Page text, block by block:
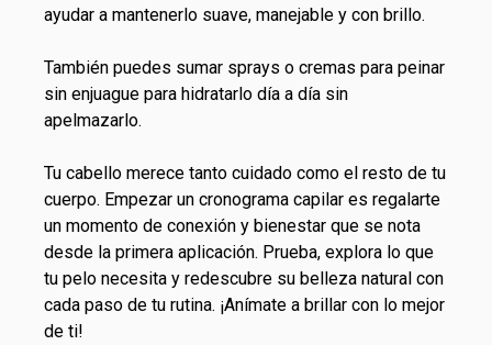
ayudar a mantenerlo suave, manejable y con brillo.
También puedes sumar sprays o cremas para peinar
sin enjuague para hidratarlo día a día sin
apelmazarlo.
Tu cabello merece tanto cuidado como el resto de tu
cuerpo. Empezar un cronograma capilar es regalarte
un momento de conexión y bienestar que se nota
desde la primera aplicación. Prueba, explora lo que
tu pelo necesita y redescubre su belleza natural con
cada paso de tu rutina. ¡Anímate a brillar con lo mejor
de ti!